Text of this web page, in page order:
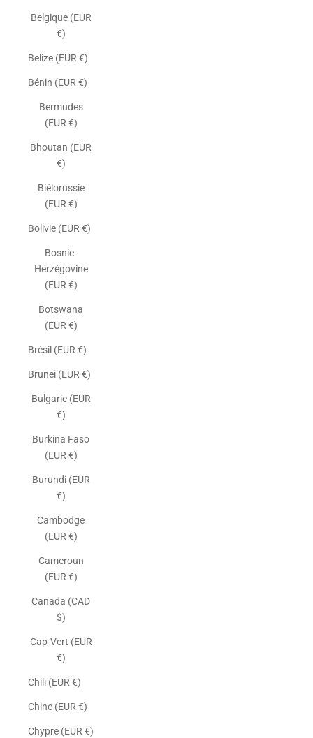
Belgique (EUR
€)
Belize (EUR €)
Bénin (EUR €)
Bermudes
(EUR €)
Bhoutan (EUR
€)
Biélorussie
(EUR €)
Bolivie (EUR €)
Bosnie-
Herzégovine
(EUR €)
Botswana
(EUR €)
Brésil (EUR €)
Brunei (EUR €)
Bulgarie (EUR
€)
Burkina Faso
(EUR €)
Burundi (EUR
€)
Cambodge
(EUR €)
Cameroun
(EUR €)
Canada (CAD
$)
Cap-Vert (EUR
€)
Chili (EUR €)
Chine (EUR €)
Chypre (EUR €)